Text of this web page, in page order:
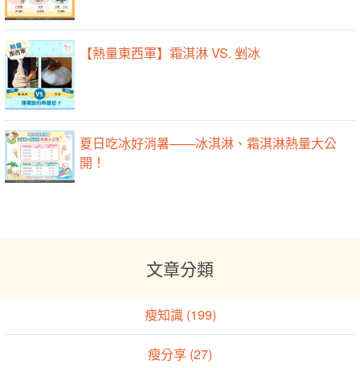
【‪熱量東西軍】霜淇淋 VS. 剉冰
夏日吃冰好消暑——冰淇淋、霜淇淋熱量大公
開！
文章分類
瘦知識 (199)
瘦分享 (27)